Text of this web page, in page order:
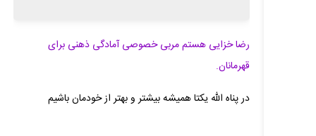
رضا خزایی هستم مربی خصوصی آمادگی ذهنی برای
قهرمانان.
در پناه الله یکتا همیشه بیشتر و بهتر از خودمان باشیم